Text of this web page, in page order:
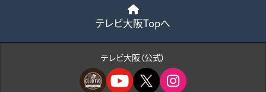
テレビ大阪Topへ
テレビ大阪（公式）